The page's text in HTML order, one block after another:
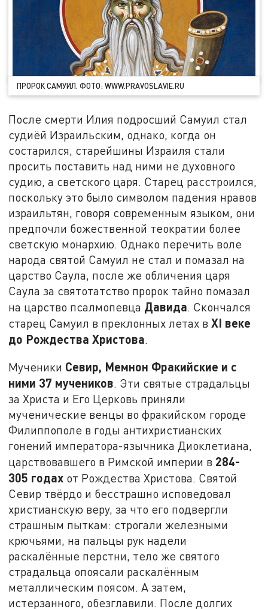
ПРОРОК САМУИЛ. ФОТО: WWW.PRAVOSLAVIE.RU
После смерти Илия подросший Самуил стал
судиёй Израильским, однако, когда он
состарился, старейшины Израиля стали
просить поставить над ними не духовного
судию, а светского царя. Старец расстроился,
поскольку это было символом падения нравов
израильтян, говоря современным языком, они
предпочли божественной теократии более
светскую монархию. Однако перечить воле
народа святой Самуил не стал и помазал на
царство Саула, после же обличения царя
Саула за святотатство пророк тайно помазал
на царство псалмопевца Давида. Скончался
старец Самуил в преклонных летах вXI веке
до Рождества Христова.
Мученики Севир, Мемнон Фракийские и с
ними 37 мучеников. Эти святые страдальцы
за Христа и Его Церковь приняли
мученические венцы во фракийском городе
Филиппополе в годы антихристианских
гонений императора-язычника Диоклетиана,
царствовавшего в Римской империи в 284-
305 годах от Рождества Христова. Святой
Севир твёрдо и бесстрашно исповедовал
христианскую веру, за что его подвергли
страшным пыткам: строгали железными
крючьями, на пальцы рук надели
раскалённые перстни, тело же святого
страдальца опоясали раскалённым
металлическим поясом. А затем,
истерзанного, обезглавили. После долгих